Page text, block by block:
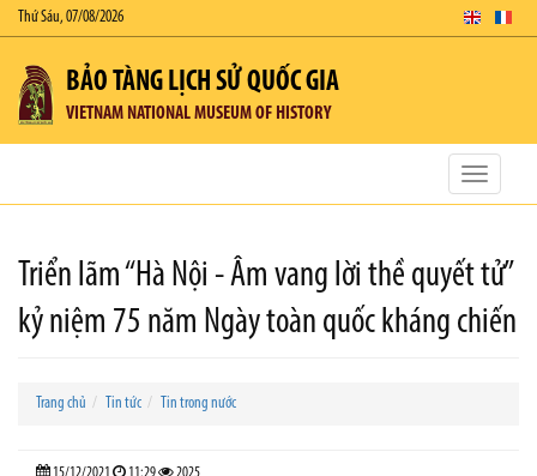
Thứ Sáu, 07/08/2026
BẢO TÀNG LỊCH SỬ QUỐC GIA
VIETNAM NATIONAL MUSEUM OF HISTORY
Toggle
Triển lãm “Hà Nội - Âm vang lời thề quyết tử”
kỷ niệm 75 năm Ngày toàn quốc kháng chiến
Trang chủ Tin tức Tin trong nước